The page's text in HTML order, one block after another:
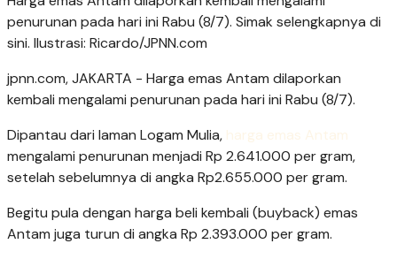
penurunan pada hari ini Rabu (8/7). Simak selengkapnya di
sini. Ilustrasi: Ricardo/JPNN.com
jpnn.com, JAKARTA - Harga emas Antam dilaporkan
kembali mengalami penurunan pada hari ini Rabu (8/7).
Dipantau dari laman Logam Mulia, harga emas Antam
mengalami penurunan menjadi Rp 2.641.000 per gram,
setelah sebelumnya di angka Rp2.655.000 per gram.
Begitu pula dengan harga beli kembali (buyback) emas
Antam juga turun di angka Rp 2.393.000 per gram.